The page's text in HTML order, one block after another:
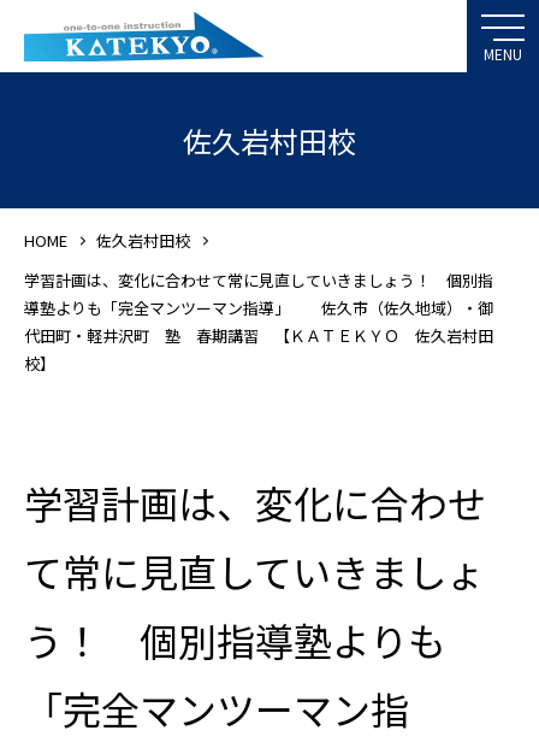
佐久岩村田校
HOME
佐久岩村田校
学習計画は、変化に合わせて常に見直していきましょう！ 個別指
導塾よりも「完全マンツーマン指導」 佐久市（佐久地域）・御
代田町・軽井沢町 塾 春期講習 【ＫＡＴＥＫＹＯ 佐久岩村田
校】
学習計画は、変化に合わせ
て常に見直していきましょ
う！ 個別指導塾よりも
「完全マンツーマン指